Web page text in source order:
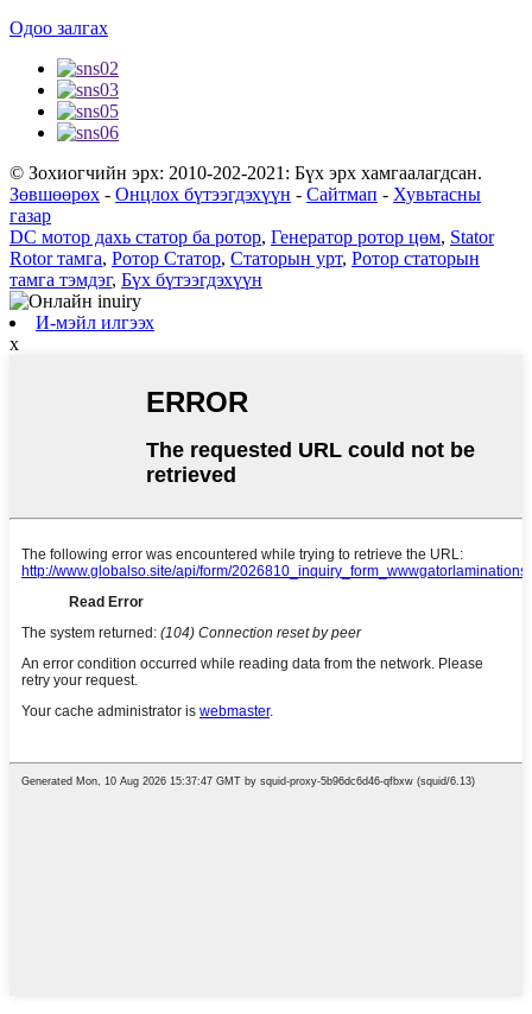
Одоо залгах
© Зохиогчийн эрх: 2010-202-2021: Бүх эрх хамгаалагдсан.
Зөвшөөрөх - Онцлох бүтээгдэхүүн - Сайтмап - Хувьтасны
газар
DC мотор дахь статор ба ротор, Генератор ротор цөм, Stator
Rotor тамга, Ротор Статор, Статорын урт, Ротор статорын
тамга тэмдэг, Бүх бүтээгдэхүүн
И-мэйл илгээх
x